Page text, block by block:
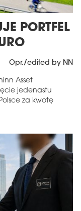
PORTFEL
Opr./edited by NN
Asset
jedenastu
za kwotę